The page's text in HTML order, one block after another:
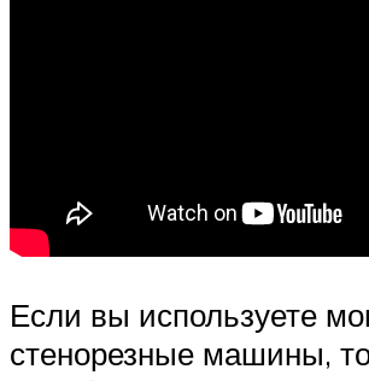
Если вы используете
стенорезные машины,